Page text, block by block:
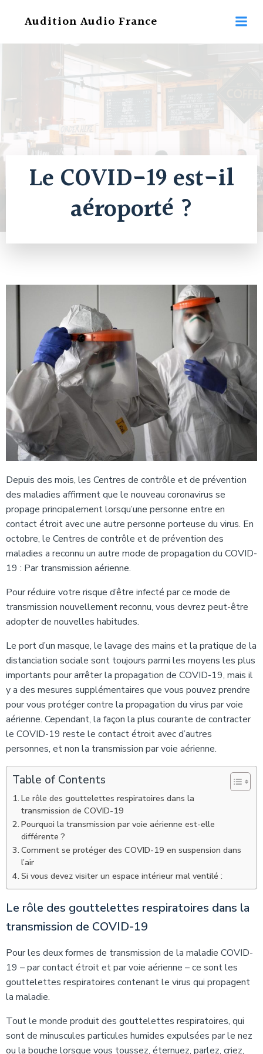
au
Audition Audio France
Le COVID-19 est-il
aéroporté ?
Depuis des mois, les Centres de contrôle et de prévention
des maladies affirment que le nouveau coronavirus se
propage principalement lorsqu’une personne entre en
contact étroit avec une autre personne porteuse du virus. En
octobre, le Centres de contrôle et de prévention des
maladies a reconnu un autre mode de propagation du COVID-
19 : Par transmission aérienne.
Pour réduire votre risque d’être infecté par ce mode de
transmission nouvellement reconnu, vous devrez peut-être
adopter de nouvelles habitudes.
Le port d’un masque, le lavage des mains et la pratique de la
distanciation sociale sont toujours parmi les moyens les plus
importants pour arrêter la propagation de COVID-19, mais il
y a des mesures supplémentaires que vous pouvez prendre
pour vous protéger contre la propagation du virus par voie
aérienne. Cependant, la façon la plus courante de contracter
le COVID-19 reste le contact étroit avec d’autres
personnes, et non la transmission par voie aérienne.
Table of Contents
Le rôle des gouttelettes respiratoires dans la
transmission de COVID-19
Pourquoi la transmission par voie aérienne est-elle
différente ?
Comment se protéger des COVID-19 en suspension dans
l’air
Si vous devez visiter un espace intérieur mal ventilé :
Le rôle des gouttelettes respiratoires dans la
transmission de COVID-19
Pour les deux formes de transmission de la maladie COVID-
19 – par contact étroit et par voie aérienne – ce sont les
gouttelettes respiratoires contenant le virus qui propagent
la maladie.
Tout le monde produit des gouttelettes respiratoires, qui
sont de minuscules particules humides expulsées par le nez
ou la bouche lorsque vous toussez, éternuez, parlez, criez,